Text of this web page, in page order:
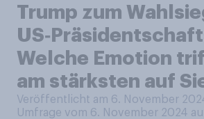
Trump zum
Welche Emotion
am stärksten auf
Veröffentlicht am 6. November
Umfrage vom 6. November 2024